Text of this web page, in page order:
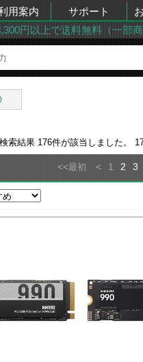
用案内 サポート
円以上で送料無料（一部
索結果 176件が該当しました。
<<最初 < 1 2 3